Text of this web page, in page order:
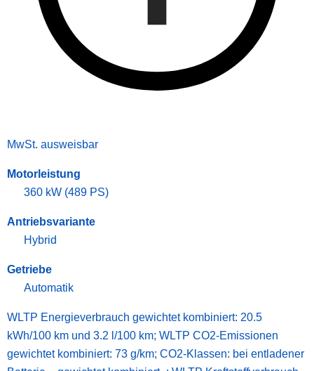
MwSt. ausweisbar
Motorleistung
360 kW (489 PS)
Antriebsvariante
Hybrid
Getriebe
Automatik
WLTP Energieverbrauch gewichtet kombiniert: 20.5
kWh/100 km und 3.2 l/100 km; WLTP CO2-Emissionen
gewichtet kombiniert: 73 g/km; CO2-Klassen: bei entladener